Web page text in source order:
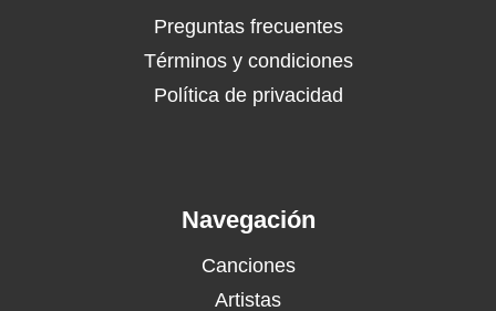
Preguntas frecuentes
Términos y condiciones
Política de privacidad
Navegación
Canciones
Artistas